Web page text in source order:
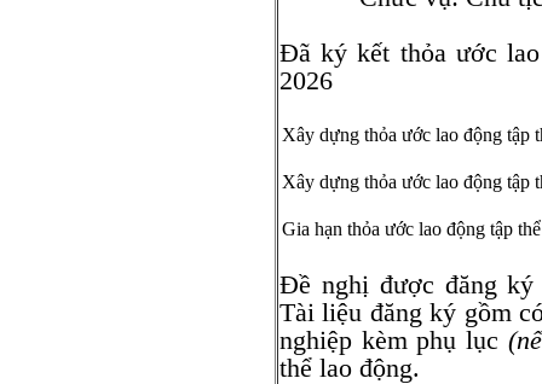
Đã ký kết thỏa ước
2026
Xây dựng thỏa ước lao động tập
Xây dựng thỏa ước lao động tập
Gia hạn thỏa ước lao động tập thể
Đề nghị được đăng
Tài liệu đăng ký gồm
nghiệp kèm phụ lục
thể lao động.